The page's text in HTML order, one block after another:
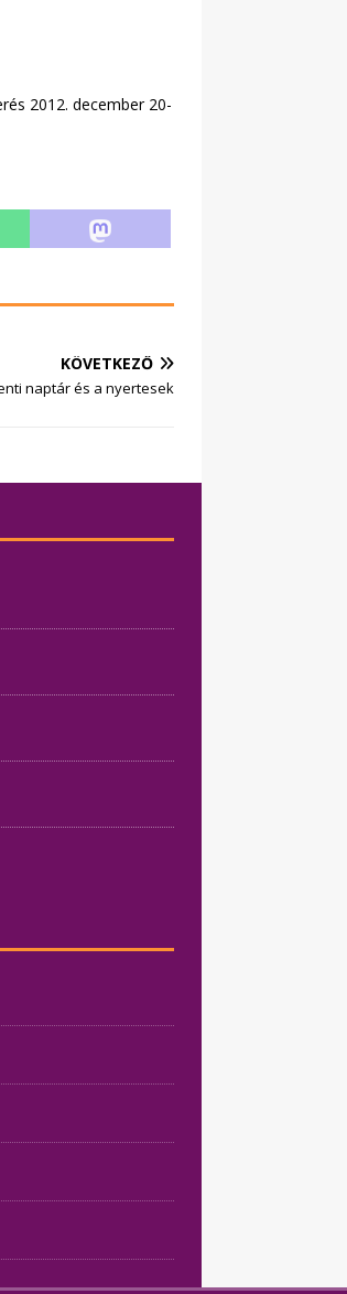
2012. december 20-
KÖVETKEZŐ
naptár és a nyertesek